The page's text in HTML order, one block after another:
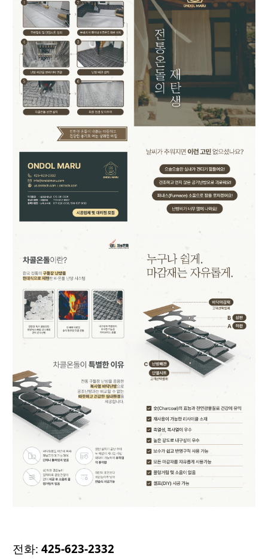
전화: 425-623-2332